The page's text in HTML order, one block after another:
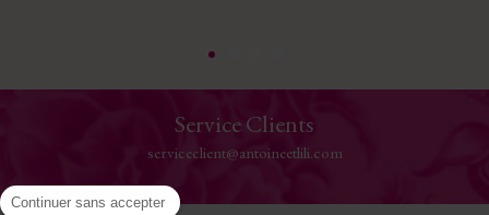
Service Clients
serviceclient@antoineetlili.com
Continuer sans accepter